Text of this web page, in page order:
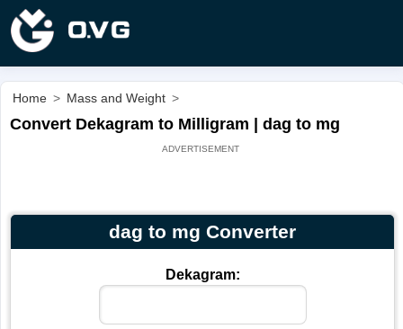
Home > Mass and Weight >
Convert Dekagram to Milligram | dag to mg
dag to mg Converter
Dekagram: